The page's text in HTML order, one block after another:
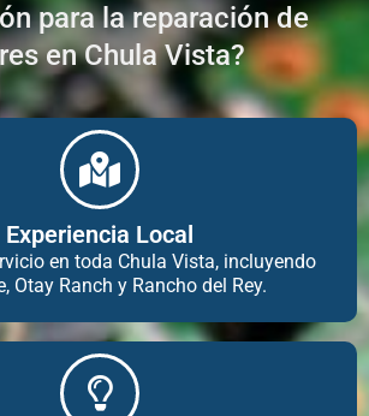
para la reparación de
en Chula Vista?
Experiencia Local
en toda Chula Vista, incluyendo
Otay Ranch y Rancho del Rey.